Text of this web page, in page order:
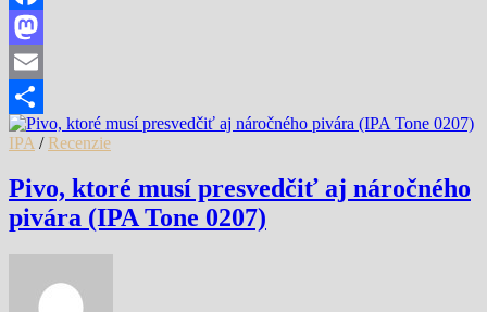
Facebook
Mastodon
Email
Share
IPA / Recenzie
Pivo, ktoré musí presvedčiť aj náročného
pivára (IPA Tone 0207)